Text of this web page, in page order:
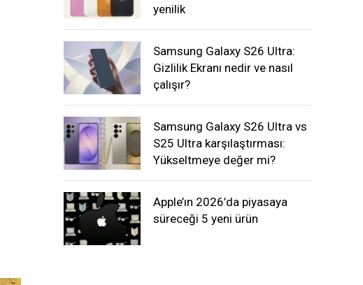
yenilik
Samsung Galaxy S26 Ultra:
Gizlilik Ekranı nedir ve nasıl
çalışır?
Samsung Galaxy S26 Ultra vs
S25 Ultra karşılaştırması:
Yükseltmeye değer mi?
Apple’ın 2026’da piyasaya
süreceği 5 yeni ürün